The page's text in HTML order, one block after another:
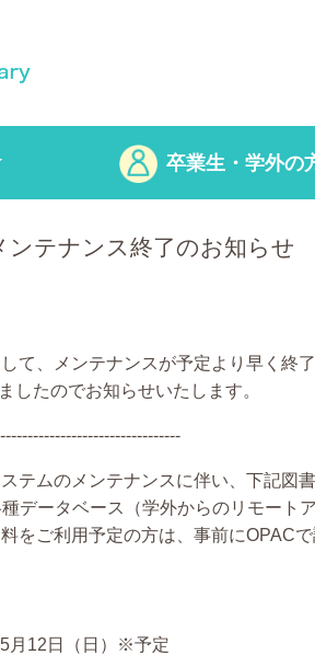
卒業生・学外の
ンテナンス終了のお知らせ
て、メンテナンスが予定より早く終了
したのでお知らせいたします。
テムのメンテナンスに伴い、下記図
データベース（学外からのリモート
をご利用予定の方は、事前にOPACで
月12日（日）※予定